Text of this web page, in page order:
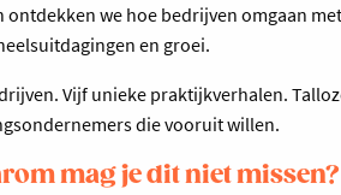
ontdekken we hoe bedrijven omgaan
en groei.
Vijf unieke praktijkverhalen.
die vooruit willen.
mag je dit niet missen?